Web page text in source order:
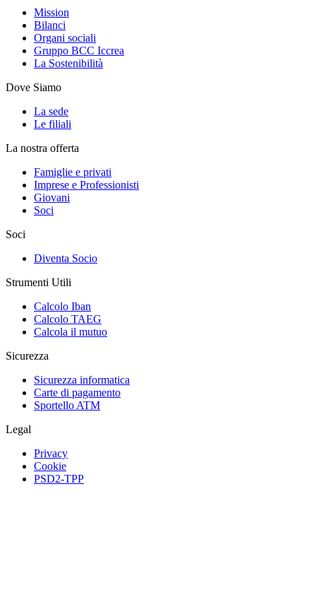
Mission
Bilanci
Organi sociali
Gruppo BCC Iccrea
La Sostenibilità
Dove Siamo
La sede
Le filiali
La nostra offerta
Famiglie e privati
Imprese e Professionisti
Giovani
Soci
Soci
Diventa Socio
Strumenti Utili
Calcolo Iban
Calcolo TAEG
Calcola il mutuo
Sicurezza
Sicurezza informatica
Carte di pagamento
Sportello ATM
Legal
Privacy
Cookie
PSD2-TPP